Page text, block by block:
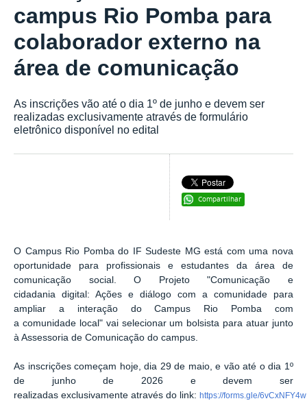
campus Rio Pomba para
colaborador externo na
área de comunicação
As inscrições vão até o dia 1º de junho e devem ser
realizadas exclusivamente através de formulário
eletrônico disponível no edital
Compartilhar
O Campus Rio Pomba do IF Sudeste MG está com uma nova
oportunidade para profissionais e estudantes da área de
comunicação social. O Projeto "Comunicação e
cidadania digital: Ações e diálogo com a comunidade para
ampliar a interação do Campus Rio Pomba com
a comunidade local" vai selecionar um bolsista para atuar junto
à Assessoria de Comunicação do campus.
As inscrições começam hoje, dia 29 de maio, e vão até o dia 1º
de junho de 2026 e devem ser
realizadas exclusivamente através do link: https://forms.gle/